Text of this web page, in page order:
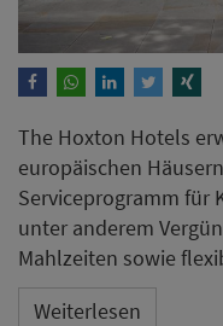
The Hoxton Hotels
europäischen
Serviceprogramm für
unter anderem
Mahlzeiten sowie
Weiterlesen